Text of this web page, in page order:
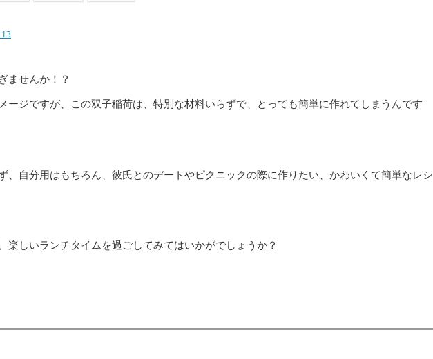
ませんか！？
ージですが、この双子稲荷は、特別な材料いらずで、とっても簡単に作れてしまうんです
、自分用はもちろん、彼氏とのデートやピクニックの際に作りたい、かわいくて簡単なレシ
楽しいランチタイムを過ごしてみてはいかがでしょうか？